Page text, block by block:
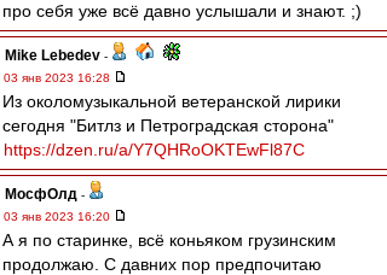
про себя уже всё давно услышали и знают. ;)
Mike Lebedev -
03 янв 2023 16:28
Из околомузыкальной ветеранской лирики
сегодня "Битлз и Петроградская сторона"
https://dzen.ru/a/Y7QHRoOKTEwFl87C
МосфОлд -
03 янв 2023 16:20
А я по старинке, всё коньяком грузинским
продолжаю. С давних пор предпочитаю